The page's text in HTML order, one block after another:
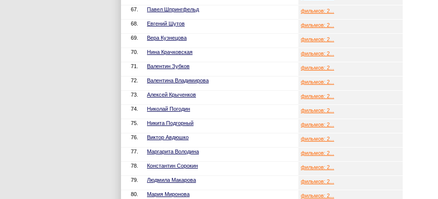
67. Павел Шпрингфельд фильмов: 2...
68. Евгений Шутов фильмов: 2...
69. Вера Кузнецова фильмов: 2...
70. Нина Крачковская фильмов: 2...
71. Валентин Зубков фильмов: 2...
72. Валентина Владимирова фильмов: 2...
73. Алексей Крыченков фильмов: 2...
74. Николай Погодин фильмов: 2...
75. Никита Подгорный фильмов: 2...
76. Виктор Авдюшко фильмов: 2...
77. Маргарита Володина фильмов: 2...
78. Константин Сорокин фильмов: 2...
79. Людмила Макарова фильмов: 2...
80. Мария Миронова фильмов: 2...